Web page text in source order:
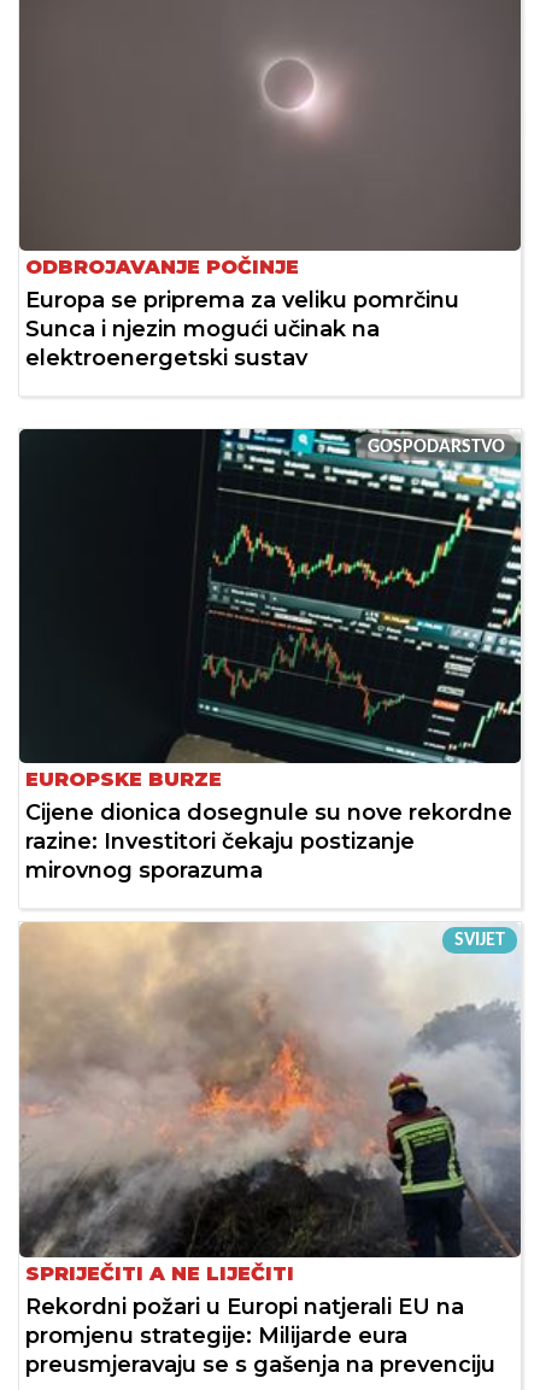
ODBROJAVANJE POČINJE
Europa se priprema za veliku pomrčinu
Sunca i njezin mogući učinak na
elektroenergetski sustav
GOSPODARSTVO
EUROPSKE BURZE
Cijene dionica dosegnule su nove rekordne
razine: Investitori čekaju postizanje
mirovnog sporazuma
SVIJET
SPRIJEČITI A NE LIJEČITI
Rekordni požari u Europi natjerali EU na
promjenu strategije: Milijarde eura
preusmjeravaju se s gašenja na prevenciju